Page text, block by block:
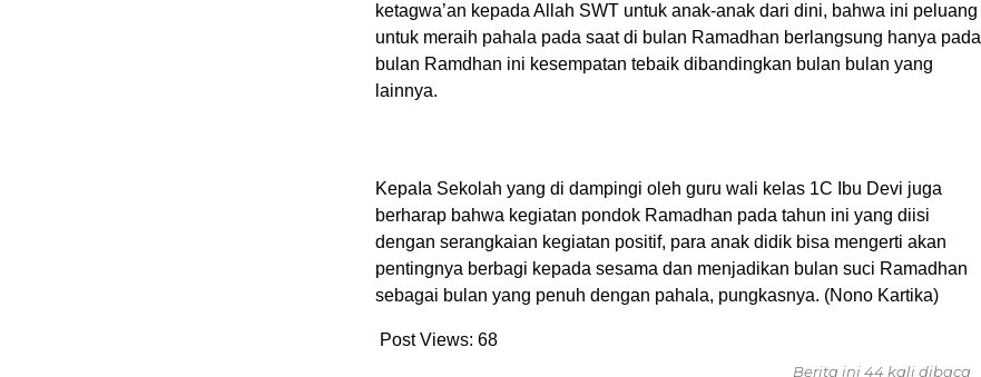
ketagwa’an kepada Allah SWT untuk anak-anak dari dini, bahwa ini peluang
untuk meraih pahala pada saat di bulan Ramadhan berlangsung hanya pada
bulan Ramdhan ini kesempatan tebaik dibandingkan bulan bulan yang
lainnya.
KepaIa Sekolah yang di dampingi oleh guru wali kelas 1C Ibu Devi juga
berharap bahwa kegiatan pondok Ramadhan pada tahun ini yang diisi
dengan serangkaian kegiatan positif, para anak didik bisa mengerti akan
pentingnya berbagi kepada sesama dan menjadikan bulan suci Ramadhan
sebagai bulan yang penuh dengan pahala, pungkasnya. (Nono Kartika)
Post Views: 68
Berita ini 44 kali dibaca